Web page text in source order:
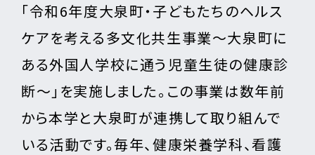
「令和6年度大泉町・子どもたちのヘルス
ケアを考える多文化共生事業～大泉町に
ある外国人学校に通う児童生徒の健康診
断～」を実施しました。この事業は数年前
から本学と大泉町が連携して取り組んで
いる活動です。毎年、健康栄養学科、看護